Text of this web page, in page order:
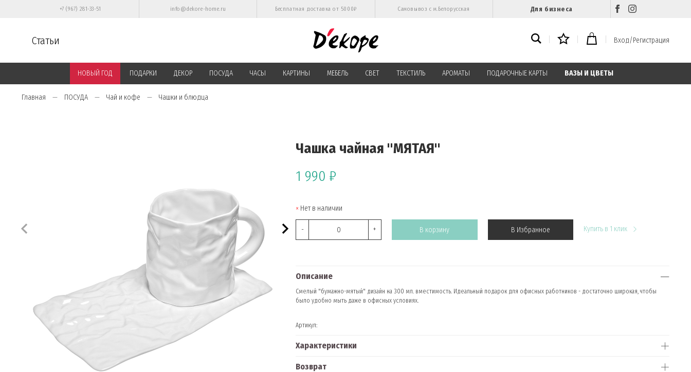
+7 (967) 281-33-51 info@dekore-home.ru Бесплатная доставка от 5000₽ Самовывоз с м.Белорусская Для бизнеса
Статьи Вход/Регистрация
НОВЫЙ ГОД ПОДАРКИ ДЕКОР ПОСУДА ЧАСЫ КАРТИНЫ МЕБЕЛЬ СВЕТ ТЕКСТИЛЬ АРОМАТЫ ПОДАРОЧНЫЕ КАРТЫ ВАЗЫ И ЦВЕТЫ
Главная ПОСУДА Чай и кофе Чашки и блюдца
Чашка чайная "МЯТАЯ"
1 990 ₽
Нет в наличии
- + В корзину В Избранное Купить в 1 клик
Описание
Смелый "бумажно-мятый" дизайн на 300 мл. вместимость. Идеальный подарок для офисных работников - достаточно широкая, чтобы
было удобно мыть даже в офисных условиях.
Артикул:
Характеристики
Возврат